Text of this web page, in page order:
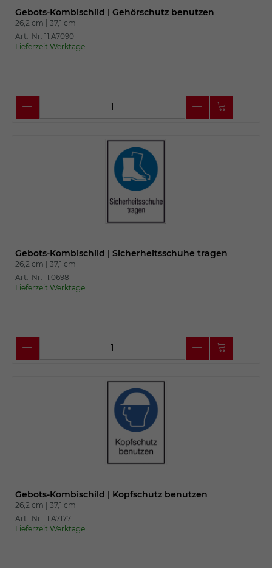
Gebots-Kombischild | Gehörschutz benutzen
26,2 cm | 37,1 cm
Art.-Nr. 11.A7090
Lieferzeit Werktage
Gebots-Kombischild | Sicherheitsschuhe tragen
26,2 cm | 37,1 cm
Art.-Nr. 11.0698
Lieferzeit Werktage
Gebots-Kombischild | Kopfschutz benutzen
26,2 cm | 37,1 cm
Art.-Nr. 11.A7177
Lieferzeit Werktage